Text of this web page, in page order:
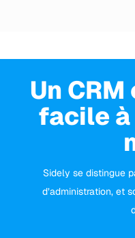
Un
facile à
Sidely se distingue
d’administration, et